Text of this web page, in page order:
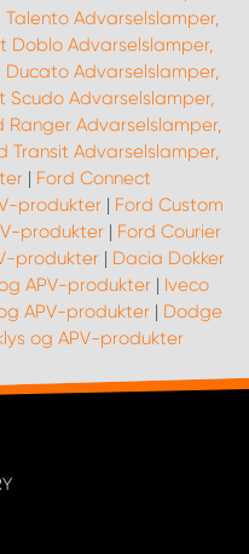
Talento Advarselslamper,
Doblo Advarselslamper,
Ducato Advarselslamper,
Scudo Advarselslamper,
Ranger Advarselslamper,
Transit Advarselslamper,
| Ford Connect
produkter| Ford Custom
produkter| Ford Courier
produkter | Dacia Dokker
APV-produkter | Iveco
APV-produkter| Dodge
og APV-produkter